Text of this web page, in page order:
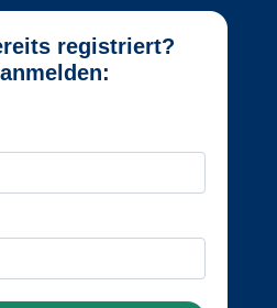
registriert?